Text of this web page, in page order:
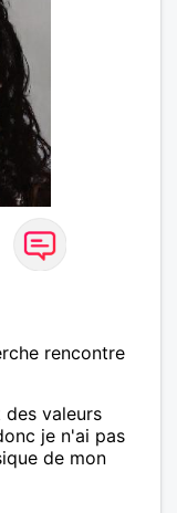
rencontre
valeurs
je n'ai pas
de mon